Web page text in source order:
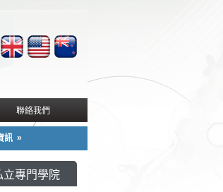
聯絡我們
訊 »
專門學院